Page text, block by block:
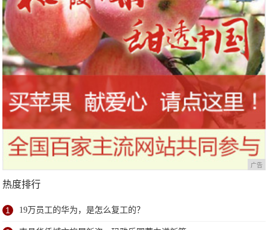
广告
热度排行
1 19万员工的华为，是怎么复工的？